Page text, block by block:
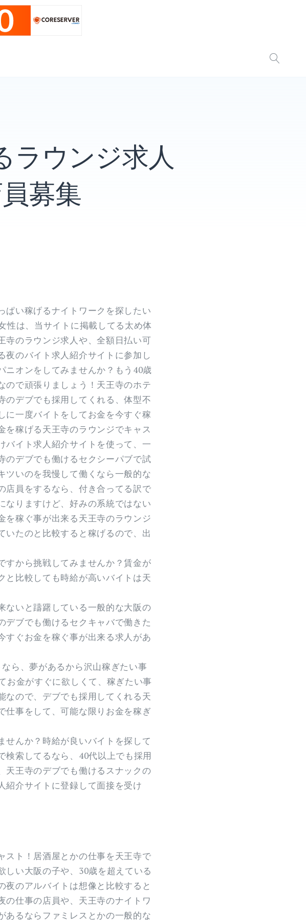
ラウンジ求人
募集
ぱい稼げるナイトワークを探したい
性は、当サイトに掲載してる太め体
寺のラウンジ求人や、全額日払い可
のバイト求人紹介サイトに参加し
ニオンをしてみませんか？もう40歳
ので頑張りましょう！天王寺のホテ
のデブでも採用してくれる、体型不
に一度バイトをしてお金を今すぐ稼
を稼げる天王寺のラウンジでキャス
バイト求人紹介サイトを使って、一
のデブでも働けるセクシーパブで試
ツいのを我慢して働くなら一般的な
店員をするなら、付き合ってる訳で
なりますけど、好みの系統ではない
を稼ぐ事が出来る天王寺のラウンジ
いたのと比較すると稼げるので、出
すから挑戦してみませんか？賃金が
と比較しても時給が高いバイトは天
ないと躊躇している一般的な大阪の
デブでも働けるセクキャバで働きた
すぐお金を稼ぐ事が出来る求人があ
ら、夢があるから沢山稼ぎたい事
お金がすぐに欲しくて、稼ぎたい事
なので、デブでも採用してくれる天
仕事をして、可能な限りお金を稼ぎ
せんか？時給が良いバイトを探して
検索してるなら、40代以上でも採用
天王寺のデブでも働けるスナックの
紹介サイトに登録して面接を受け
スト！居酒屋とかの仕事を天王寺で
い大阪の子や、30歳を超えている
のアルバイトは想像と比較すると
の仕事の店員や、天王寺のナイトワ
あるならファミレスとかの一般的な